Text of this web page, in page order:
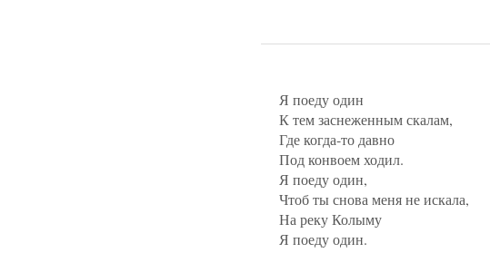
Я поеду один
К тем заснеженным скалам,
Где когда-то давно
Под конвоем ходил.
Я поеду один,
Чтоб ты снова меня не искала,
На реку Колыму
Я поеду один.